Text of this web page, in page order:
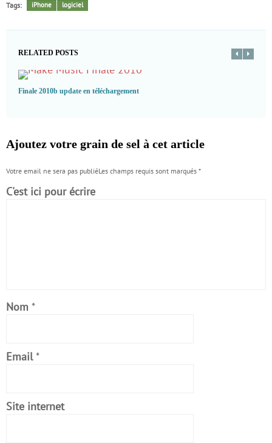
Tags: iPhone logiciel
RELATED POSTS
Finale 2010b update en téléchargement
Ajoutez votre grain de sel à cet article
Votre email ne sera pas publiéLes champs requis sont marqués *
C'est ici pour écrire
Nom *
Email *
Site internet